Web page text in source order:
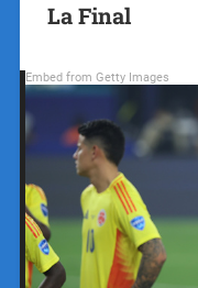
La Final
Embed from Getty Images